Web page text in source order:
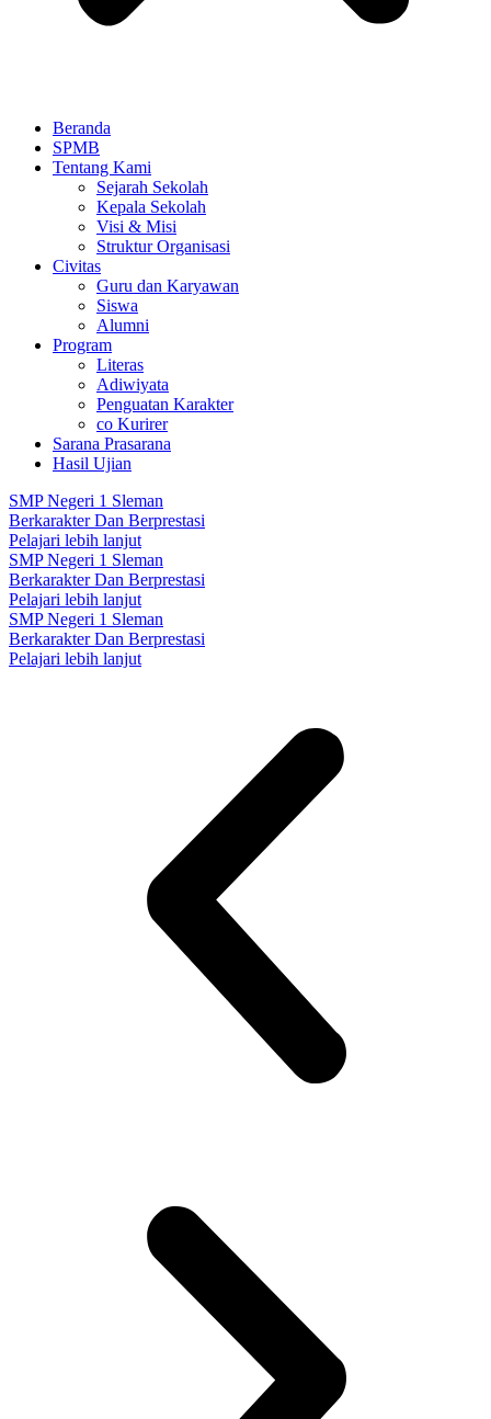
Beranda
SPMB
Tentang Kami
Sejarah Sekolah
Kepala Sekolah
Visi & Misi
Struktur Organisasi
Civitas
Guru dan Karyawan
Siswa
Alumni
Program
Literas
Adiwiyata
Penguatan Karakter
co Kurirer
Sarana Prasarana
Hasil Ujian
SMP Negeri 1 Sleman
Berkarakter Dan Berprestasi
Pelajari lebih lanjut
SMP Negeri 1 Sleman
Berkarakter Dan Berprestasi
Pelajari lebih lanjut
SMP Negeri 1 Sleman
Berkarakter Dan Berprestasi
Pelajari lebih lanjut